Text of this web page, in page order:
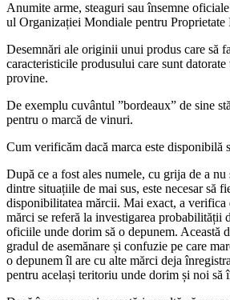
Anumite arme, steaguri sau însemne
ul Organizației Mondiale pentru
Desemnări ale originii unui produs care să
caracteristicile produsului care sunt
provine.
De exemplu cuvântul ”bordeaux” de sine
pentru o marcă de vinuri.
Cum verificăm dacă marca este disponibilă
După ce a fost ales numele, cu grija de a
dintre situațiile de mai sus, este necesar să
disponibilitatea mărcii. Mai exact, a verifica
mărci se referă la investigarea probabilității
oficiile unde dorim să o depunem. Această
gradul de asemănare și confuzie pe care
o depunem îl are cu alte mărci deja
pentru același teritoriu unde dorim și noi să